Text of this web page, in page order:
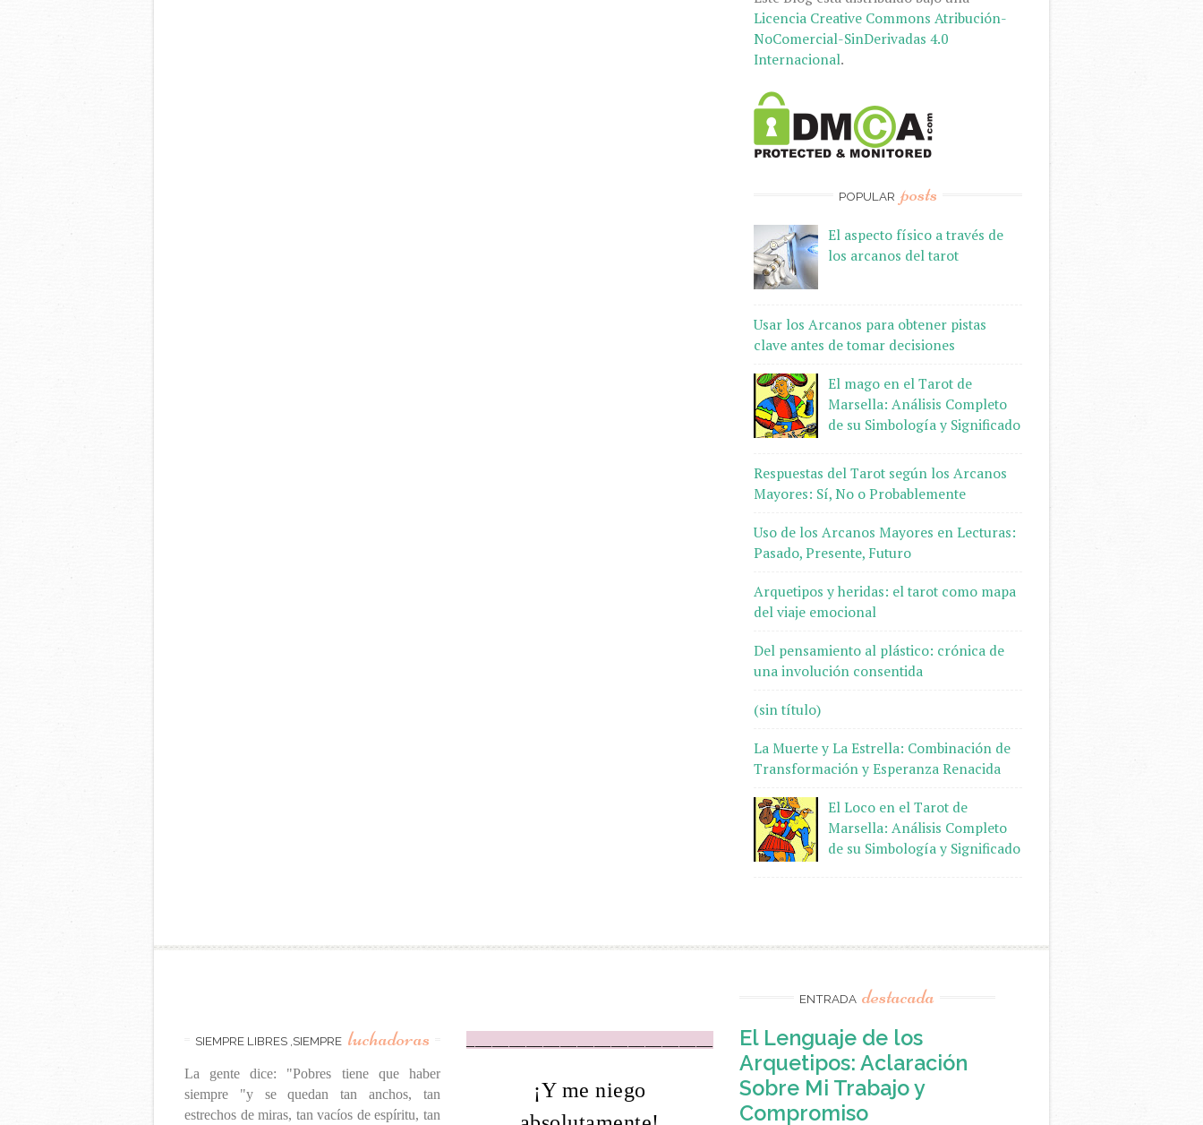
Licencia Creative Commons Atribución-
NoComercial-SinDerivadas 4.0
Internacional.
POPULAR posts
El aspecto físico a través de
los arcanos del tarot
Usar los Arcanos para obtener pistas
clave antes de tomar decisiones
El mago en el Tarot de
Marsella: Análisis Completo
de su Simbología y Significado
Respuestas del Tarot según los Arcanos
Mayores: Sí, No o Probablemente
Uso de los Arcanos Mayores en Lecturas:
Pasado, Presente, Futuro
Arquetipos y heridas: el tarot como mapa
del viaje emocional
Del pensamiento al plástico: crónica de
una involución consentida
(sin título)
La Muerte y La Estrella: Combinación de
Transformación y Esperanza Renacida
El Loco en el Tarot de
Marsella: Análisis Completo
de su Simbología y Significado
SIEMPRE LIBRES ,SIEMPRE luchadoras
La gente dice: "Pobres tiene que haber
siempre "y se quedan tan anchos, tan
estrechos de miras, tan vacíos de espíritu, tan
¡Y me niego
ENTRADA destacada
El Lenguaje de los
Arquetipos: Aclaración
Sobre Mi Trabajo y
Compromiso